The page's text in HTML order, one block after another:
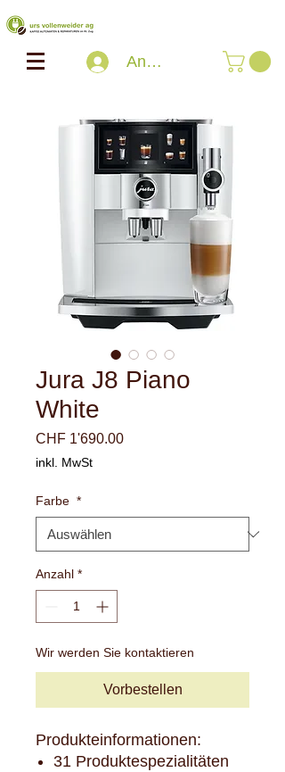
Anmelden
Jura J8 Piano
White
CHF 1'690.00Preis
inkl. MwSt
Farbe *
Anzahl *
Wir werden Sie kontaktieren
Vorbestellen
Produkteinformationen:
31 Produktespezialitäten